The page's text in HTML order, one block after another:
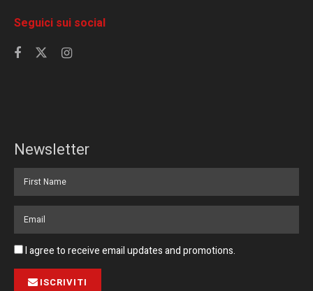
Seguici sui social
Newsletter
I agree to receive email updates and promotions.
ISCRIVITI